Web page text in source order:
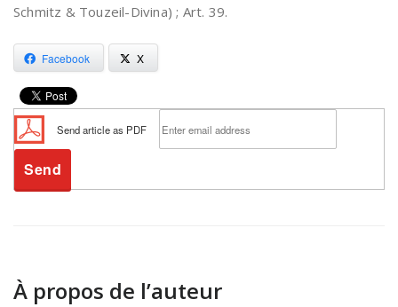
Schmitz & Touzeil-Divina) ; Art. 39.
Facebook X
Send article as PDF
À propos de l’auteur